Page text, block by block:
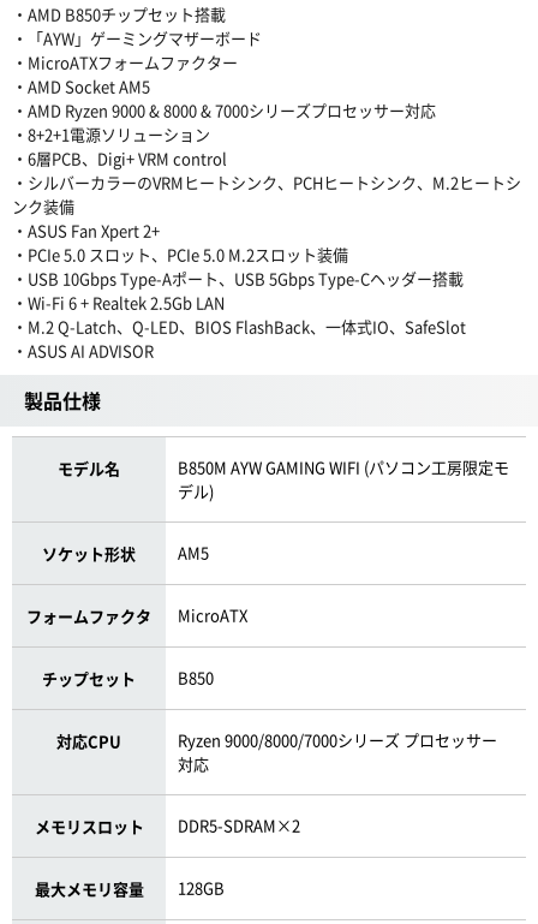
・AMD B850チップセット搭載
・「AYW」ゲーミングマザーボード
・MicroATXフォームファクター
・AMD Socket AM5
・AMD Ryzen 9000 & 8000 & 7000シリーズプロセッサー対応
・8+2+1電源ソリューション
・6層PCB、Digi+ VRM control
・シルバーカラーのVRMヒートシンク、PCHヒートシンク、M.2ヒートシ
ンク装備
・ASUS Fan Xpert 2+
・PCIe 5.0 スロット、PCIe 5.0 M.2スロット装備
・USB 10Gbps Type-Aポート、USB 5Gbps Type-Cヘッダー搭載
・Wi-Fi 6 + Realtek 2.5Gb LAN
・M.2 Q-Latch、Q-LED、BIOS FlashBack、一体式IO、SafeSlot
・ASUS AI ADVISOR
製品仕様
モデル名
B850M AYW GAMING WIFI (パソコン工房限定モ
デル)
ソケット形状 AM5
フォームファクタ MicroATX
チップセット B850
対応CPU
Ryzen 9000/8000/7000シリーズ プロセッサー
対応
メモリスロット DDR5-SDRAM×2
最大メモリ容量 128GB